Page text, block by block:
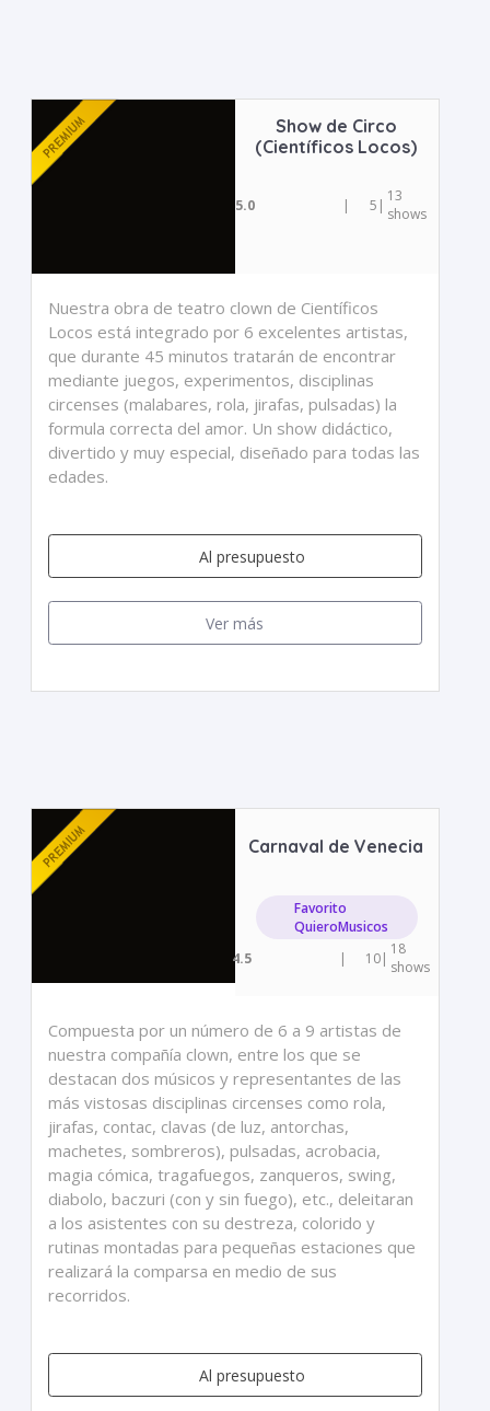
Show de Circo
(Científicos Locos)
5.0 | 5 | 13
shows
Nuestra obra de teatro clown de Científicos
Locos está integrado por 6 excelentes artistas,
que durante 45 minutos tratarán de encontrar
mediante juegos, experimentos, disciplinas
circenses (malabares, rola, jirafas, pulsadas) la
formula correcta del amor. Un show didáctico,
divertido y muy especial, diseñado para todas las
edades.
Al presupuesto
Ver más
Carnaval de Venecia
Favorito
QuieroMusicos
4.5
| 10| 18
shows
Compuesta por un número de 6 a 9 artistas de
nuestra compañía clown, entre los que se
destacan dos músicos y representantes de las
más vistosas disciplinas circenses como rola,
jirafas, contac, clavas (de luz, antorchas,
machetes, sombreros), pulsadas, acrobacia,
magia cómica, tragafuegos, zanqueros, swing,
diabolo, baczuri (con y sin fuego), etc., deleitaran
a los asistentes con su destreza, colorido y
rutinas montadas para pequeñas estaciones que
realizará la comparsa en medio de sus
recorridos.
Al presupuesto